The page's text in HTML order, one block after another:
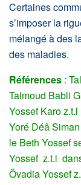
Certaines
s’imposer la
mélangé à des
des maladies.
Références :
Talmoud Babli
Yossef Karo
Yoré Déâ
le Beth Yossef
Yossef z.t.l
Ôvadia Yossef